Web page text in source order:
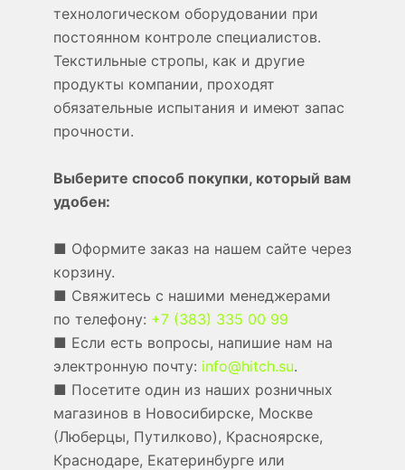
технологическом оборудовании при
постоянном контроле специалистов.
Текстильные стропы, как и другие
продукты компании, проходят
обязательные испытания и имеют запас
прочности.
Выберите способ покупки, который вам
удобен:
■ Оформите заказ на нашем сайте через
корзину.
■ Свяжитесь с нашими менеджерами
по телефону: +7 (383) 335 00 99
■ Если есть вопросы, напишие нам на
электронную почту: info@hitch.su.
■ Посетите один из наших розничных
магазинов в Новосибирске, Москве
(Люберцы, Путилково), Красноярске,
Краснодаре, Екатеринбурге или